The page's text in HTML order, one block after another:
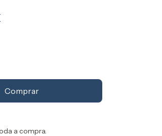
a compra.